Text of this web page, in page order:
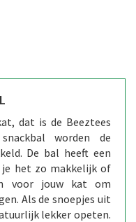
dat is de Beeztees
worden de
De bal heeft een
je het zo makkelijk of
voor jouw kat om
Als de snoepjes uit
lekker opeten.